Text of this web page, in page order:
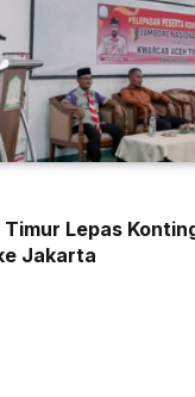
Lepas
Jakarta